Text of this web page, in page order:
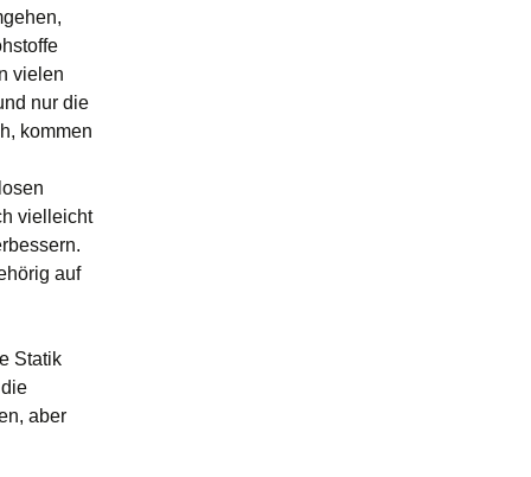
vielen
nur die
kommen
vielleicht
auf
Statik
aber